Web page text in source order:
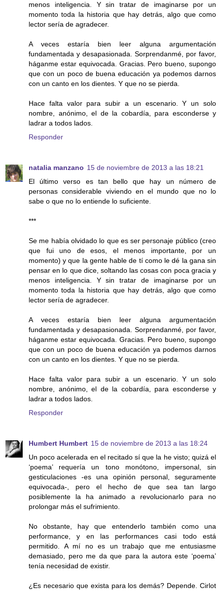
menos inteligencia. Y sin tratar de imaginarse por un
momento toda la historia que hay detrás, algo que como
lector sería de agradecer.
A veces estaría bien leer alguna argumentación
fundamentada y desapasionada. Sorprendanmé, por favor,
háganme estar equivocada. Gracias. Pero bueno, supongo
que con un poco de buena educación ya podemos darnos
con un canto en los dientes. Y que no se pierda.
Hace falta valor para subir a un escenario. Y un solo
nombre, anónimo, el de la cobardía, para esconderse y
ladrar a todos lados.
Responder
natalia manzano 15 de noviembre de 2013 a las 18:21
El último verso es tan bello que hay un número de
personas considerable viviendo en el mundo que no lo
sabe o que no lo entiende lo suficiente.
***
Se me había olvidado lo que es ser personaje público (creo
que fui uno de esos, el menos importante, por un
momento) y que la gente hable de tí como le dé la gana sin
pensar en lo que dice, soltando las cosas con poca gracia y
menos inteligencia. Y sin tratar de imaginarse por un
momento toda la historia que hay detrás, algo que como
lector sería de agradecer.
A veces estaría bien leer alguna argumentación
fundamentada y desapasionada. Sorprendanmé, por favor,
háganme estar equivocada. Gracias. Pero bueno, supongo
que con un poco de buena educación ya podemos darnos
con un canto en los dientes. Y que no se pierda.
Hace falta valor para subir a un escenario. Y un solo
nombre, anónimo, el de la cobardía, para esconderse y
ladrar a todos lados.
Responder
Humbert Humbert 15 de noviembre de 2013 a las 18:24
Un poco acelerada en el recitado sí que la he visto; quizá el
‘poema’ requería un tono monótono, impersonal, sin
gesticulaciones -es una opinión personal, seguramente
equivocada-, pero el hecho de que sea tan largo
posiblemente la ha animado a revolucionarlo para no
prolongar más el sufrimiento.
No obstante, hay que entenderlo también como una
performance, y en las performances casi todo está
permitido. A mí no es un trabajo que me entusiasme
demasiado, pero me da que para la autora este ‘poema’
tenía necesidad de existir.
¿Es necesario que exista para los demás? Depende. Cirlot